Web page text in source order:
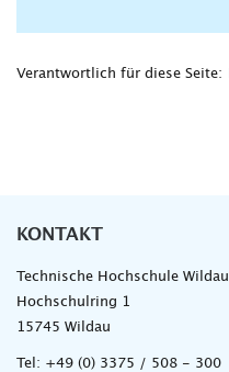
Verantwortlich für diese Seite:
KONTAKT
Technische Hochschule Wildau
Hochschulring 1
15745 Wildau
Tel: +49 (0) 3375 / 508 - 300